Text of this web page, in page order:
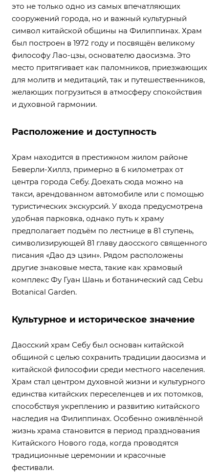
это не только одно из самых впечатляющих
сооружений города, но и важный культурный
символ китайской общины на Филиппинах. Храм
был построен в 1972 году и посвящён великому
философу Лао-цзы, основателю даосизма. Это
место притягивает как паломников, приезжающих
для молитв и медитаций, так и путешественников,
желающих погрузиться в атмосферу спокойствия
и духовной гармонии.
Расположение и доступность
Храм находится в престижном жилом районе
Беверли-Хиллз, примерно в 6 километрах от
центра города Себу. Доехать сюда можно на
такси, арендованном автомобиле или с помощью
туристических экскурсий. У входа предусмотрена
удобная парковка, однако путь к храму
предполагает подъём по лестнице в 81 ступень,
символизирующей 81 главу даосского священного
писания «Дао дэ цзин». Рядом расположены
другие знаковые места, такие как храмовый
комплекс Фу Гуан Шань и ботанический сад Cebu
Botanical Garden.
Культурное и историческое значение
Даосский храм Себу был основан китайской
общиной с целью сохранить традиции даосизма и
китайской философии среди местного населения.
Храм стал центром духовной жизни и культурного
единства китайских переселенцев и их потомков,
способствуя укреплению и развитию китайского
наследия на Филиппинах. Особенно оживлённой
жизнь храма становится в период празднования
Китайского Нового года, когда проводятся
традиционные церемонии и красочные
фестивали.